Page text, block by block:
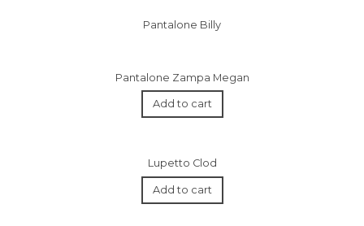
Pantalone Billy
Pantalone Zampa Megan
Add to cart
Lupetto Clod
Add to cart